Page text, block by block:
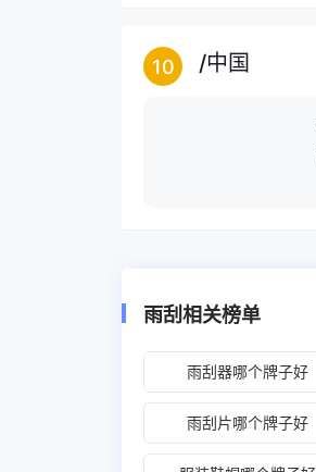
10 /中国
雨刮相关榜单
雨刮器哪个牌子好
雨刮片哪个牌子好